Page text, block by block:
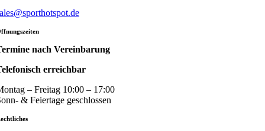
nach Vereinbarung
erreichbar
– Freitag 10:00 – 17:00
& Feiertage geschlossen